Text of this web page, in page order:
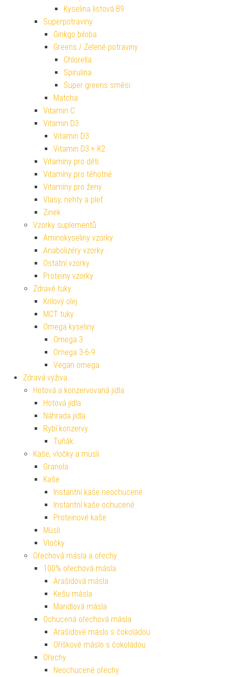
Kyselina listová B9
Superpotraviny
Ginkgo biloba
Greens / Zelené potraviny
Chlorella
Spirulina
Super greens směsi
Matcha
Vitamin C
Vitamin D3
Vitamin D3
Vitamin D3 + K2
Vitamíny pro děti
Vitamíny pro těhotné
Vitamíny pro ženy
Vlasy, nehty a pleť
Zinek
Vzorky suplementů
Aminokyseliny vzorky
Anabolizéry vzorky
Ostatní vzorky
Proteiny vzorky
Zdravé tuky
Krilový olej
MCT tuky
Omega kyseliny
Omega 3
Omega 3-6-9
Vegan omega
Zdravá výživa
Hotová a konzervovaná jídla
Hotová jídla
Náhrada jídla
Rybí konzervy
Tuňák
Kaše, vločky a müsli
Granola
Kaše
Instantní kaše neochucené
Instantní kaše ochucené
Proteinové kaše
Müsli
Vločky
Ořechová másla a ořechy
100% ořechová másla
Arašídová másla
Kešu másla
Mandlová másla
Ochucená ořechová másla
Arašídové máslo s čokoládou
Oříškové máslo s čokoládou
Ořechy
Neochucené ořechy